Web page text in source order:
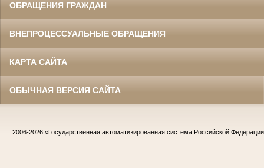
ОБРАЩЕНИЯ ГРАЖДАН
ВНЕПРОЦЕССУАЛЬНЫЕ ОБРАЩЕНИЯ
КАРТА САЙТА
ОБЫЧНАЯ ВЕРСИЯ САЙТА
2006-2026 «Государственная автоматизированная система Российской